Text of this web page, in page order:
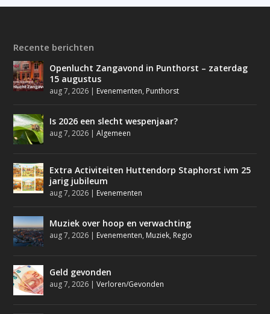
Recente berichten
Openlucht Zangavond in Punthorst – zaterdag
15 augustus
aug 7, 2026 | Evenementen, Punthorst
Is 2026 een slecht wespenjaar?
aug 7, 2026 |Algemeen
Extra Activiteiten Huttendorp Staphorst ivm 25
jarig jubileum
aug 7, 2026 | Evenementen
Muziek over hoop en verwachting
aug 7, 2026 | Evenementen, Muziek, Regio
Geld gevonden
aug 7, 2026 |Verloren/Gevonden